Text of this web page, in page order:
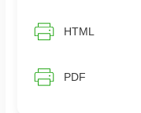
HTML
PDF